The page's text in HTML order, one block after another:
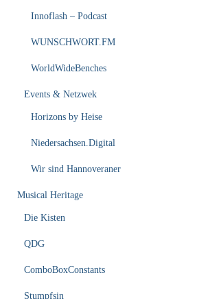
Innoflash – Podcast
WUNSCHWORT.FM
WorldWideBenches
Events & Netzwek
Horizons by Heise
Niedersachsen.Digital
Wir sind Hannoveraner
Musical Heritage
Die Kisten
QDG
ComboBoxConstants
Stumpfsin